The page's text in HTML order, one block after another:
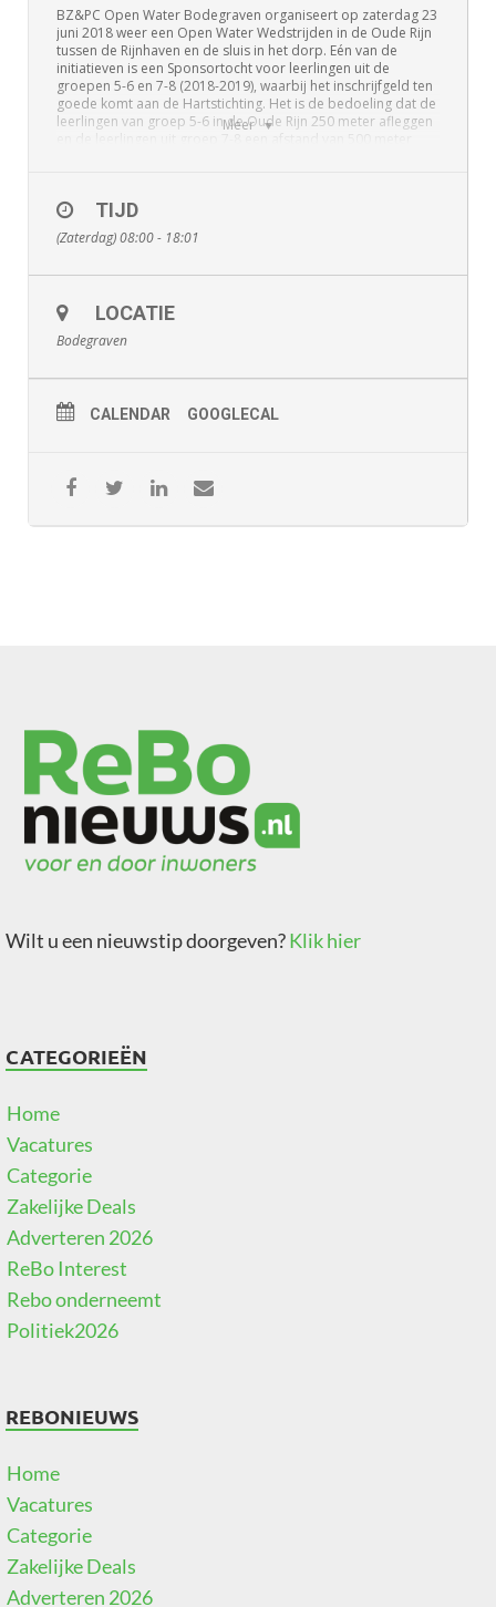
Meer
BZ&PC Open Water Bodegraven organiseert op zaterdag 23
juni 2018 weer een Open Water Wedstrijden in de Oude Rijn
tussen de Rijnhaven en de sluis in het dorp. Eén van de
initiatieven is een Sponsortocht voor leerlingen uit de
groepen 5-6 en 7-8 (2018-2019), waarbij het inschrijfgeld ten
goede komt aan de Hartstichting. Het is de bedoeling dat de
leerlingen van groep 5-6 in de Oude Rijn 250 meter afleggen
open-water-bodegraven/
TIJD
(Zaterdag) 08:00 - 18:01
LOCATIE
Bodegraven
CALENDAR GOOGLECAL
Wilt u een nieuwstip doorgeven?Klik hier
CATEGORIEËN
Home
Vacatures
Categorie
Zakelijke Deals
Adverteren 2026
ReBo Interest
Rebo onderneemt
Politiek2026
REBONIEUWS
Home
Vacatures
Categorie
Zakelijke Deals
Adverteren 2026